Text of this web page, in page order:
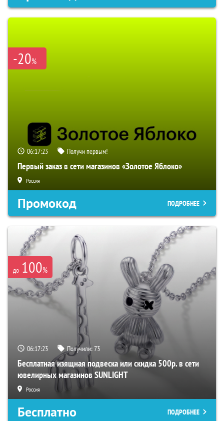
-20%
06:17:21 Получи первым!
Первый заказ в сети магазинов «Золотое Яблоко»
Россия
Промокод ПОДРОБНЕЕ
до 100%
06:17:21 Получили:73
Бесплатная изящная подвеска или скидка 500р. в сети
ювелирных магазинов SUNLIGHT
Россия
Бесплатно ПОДРОБНЕЕ